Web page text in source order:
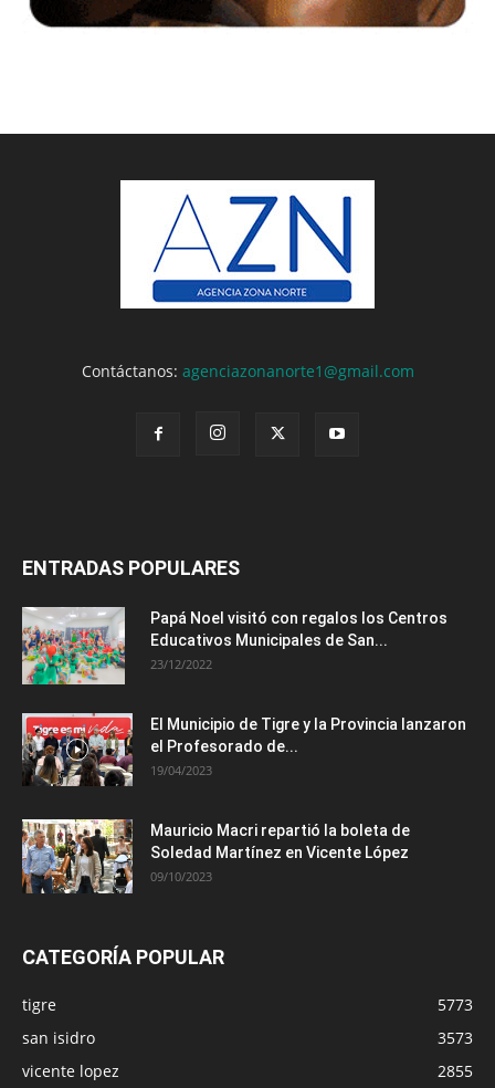
Contáctanos: agenciazonanorte1@gmail.com
ENTRADAS POPULARES
Papá Noel visitó con regalos los Centros
Educativos Municipales de San...
23/12/2022
El Municipio de Tigre y la Provincia lanzaron
el Profesorado de...
19/04/2023
Mauricio Macri repartió la boleta de
Soledad Martínez en Vicente López
09/10/2023
CATEGORÍA POPULAR
tigre
5773
san isidro
3573
vicente lopez
2855